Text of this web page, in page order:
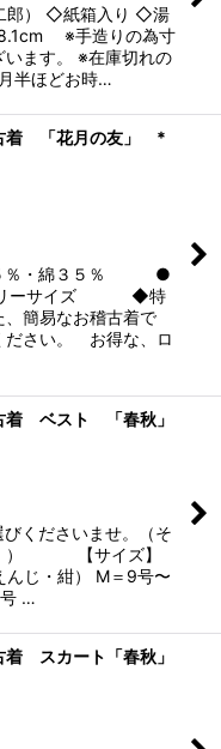
郎） ◇紙箱入り ◇湯
※手造りの為寸
ます。 ※在庫切れの
半ほどお時…
着 「花月の友」 *
５％・綿３５％ ●
ーサイズ ◆特
簡易なお稽古着で
ださい。 お得な、ロ
着 ベスト 「春秋」
くださいませ。（そ
。） 【サイズ】
じ・紺） M＝9号〜
…
着 スカート「春秋」